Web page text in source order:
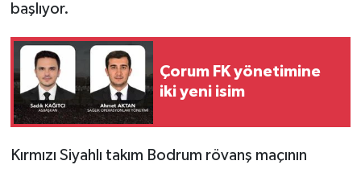
başlıyor.
Çorum FK yönetimine
iki yeni isim
Kırmızı Siyahlı takım Bodrum rövanş maçının